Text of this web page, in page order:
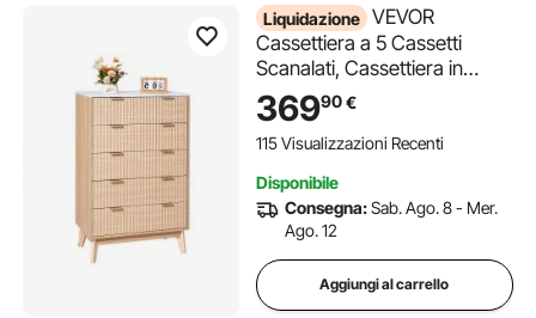
Liquidazione VEVOR
Cassettiera a 5 Cassetti
Scanalati, Cassettiera in
Legno con Meccanismo
Scorrevole e
Antiribaltamento, Moderna e
per Armadio per Camera da
letto, Legno Chiaro
36990€
115 Visualizzazioni Recenti
Disponibile
Consegna:Sab. Ago. 8 - Mer.
Ago. 12
Aggiungi al carrello